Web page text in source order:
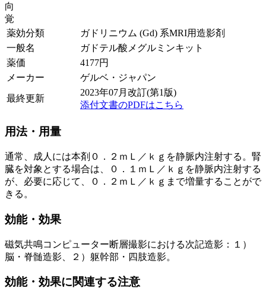
向
覚
薬効分類
ガドリニウム (Gd) 系MRI用造影剤
一般名
ガドテル酸メグルミンキット
薬価
4177円
メーカー
ゲルベ・ジャパン
最終更新
2023年07月改訂(第1版)
添付文書のPDFはこちら
用法・用量
通常、成人には本剤０．２ｍＬ／ｋｇを静脈内注射する。腎
臓を対象とする場合は、０．１ｍＬ／ｋｇを静脈内注射する
が、必要に応じて、０．２ｍＬ／ｋｇまで増量することがで
きる。
効能・効果
磁気共鳴コンピューター断層撮影における次記造影：１）
脳・脊髄造影、２）躯幹部・四肢造影。
効能・効果に関連する注意